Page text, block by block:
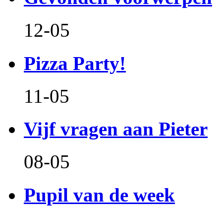
12-05
Pizza Party!
11-05
Vijf vragen aan Pieter
08-05
Pupil van de week